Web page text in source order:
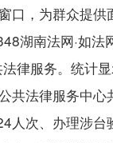
口，为群众提供
湖南法网·如法
法律服务。统计
共法律服务中心
人次、办理涉台